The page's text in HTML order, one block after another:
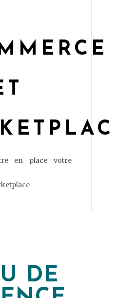
en place votre
DE